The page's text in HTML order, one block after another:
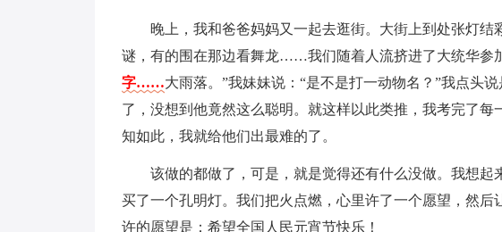
晚上，我和爸爸妈妈又一起去逛街。大街上到处张灯
谜，有的围在那边看舞龙……我们随着人流挤进了大统华参
字……大雨落。”我妹妹说：“是不是打一动物名？”我点头
了，没想到他竟然这么聪明。就这样以此类推，我考完了
知如此，我就给他们出最难的了。
该做的都做了，可是，就是觉得还有什么没做。我想
买了一个孔明灯。我们把火点燃，心里许了一个愿望，然
许的愿望是：希望全国人民元宵节快乐！